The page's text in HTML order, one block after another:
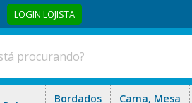
LOGIN LOJISTA
Bordados
Cama, Mesa